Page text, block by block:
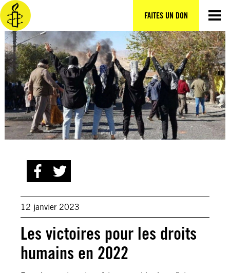
FAITES UN DON
Aller
au
contenu
12 janvier 2023
Les victoires pour les droits
humains en 2022